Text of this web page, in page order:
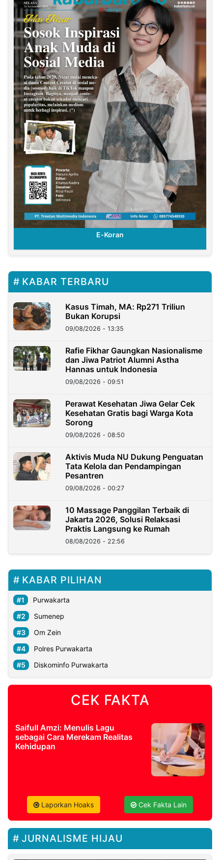
KABAR TERBARU
Kasus Timah, MA: Rp271 Triliun
Bukan Korupsi
09/08/2026 - 13:35
Rafie Fikhar Gaungkan Nasionalisme
dan Jiwa Patriot Alumni Astha
Hannas untuk Indonesia
09/08/2026 - 09:51
Perawat Kesehatan Jiwa Gelar Cek
Kesehatan Gratis bagi Warga Kota
Sorong
09/08/2026 - 08:50
Aktivis Muda NU Dukung Penguatan
Tata Kelola dan Pendampingan
Pesantren
09/08/2026 - 00:27
10 Massage Panggilan Terbaik di
Jakarta 2026, Solusi Relaksasi
Praktis Langsung ke Rumah
08/08/2026 - 22:56
KABAR PILIHAN
Purwakarta
Sumenep
Om Zein
Polres Purwakarta
Diskominfo Purwakarta
CEK FAKTA
Saifull Amzi: Menulis Lagu
sebagai Cara Merekam Realitas
Kehidupan
Laporkan Hoaks Cek Fakta Lain
JURNALISME HIJAU